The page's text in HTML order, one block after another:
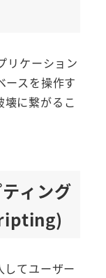
リケーション
ースを操作す
壊に繋がるこ
ィング
してユーザー